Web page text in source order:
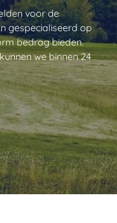
voor de
gespecialiseerd op
bedrag bieden.
we binnen 24